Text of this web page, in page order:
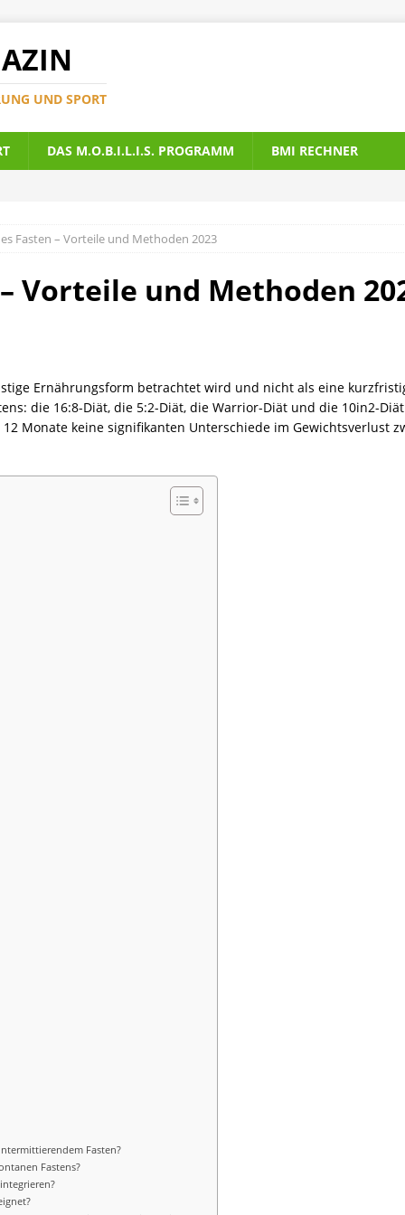
UND SPORT
DAS M.O.B.I.L.I.S. PROGRAMM BMI RECHNER
Fasten – Vorteile und Methoden 2023
Vorteile und Methoden
Ernährungsform betrachtet wird und nicht als eine
die 16:8-Diät, die 5:2-Diät, die Warrior-Diät und die 10in2-
Monate keine signifikanten Unterschiede im Gewichtsverlust
Fasten?
Fastens?